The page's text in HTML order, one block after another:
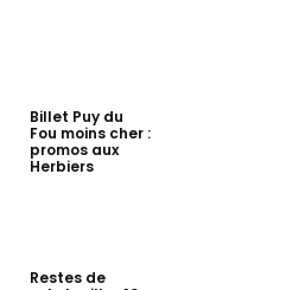
Billet Puy du
Fou moins cher :
promos aux
Herbiers
Restes de